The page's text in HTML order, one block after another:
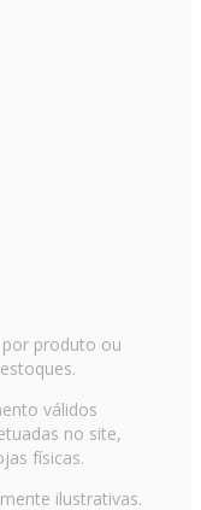
produto ou
válidos
no site,
físicas.
ilustrativas.